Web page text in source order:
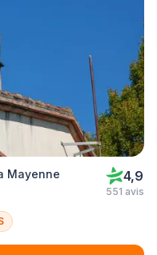
Mayenne 4,9
551 avis